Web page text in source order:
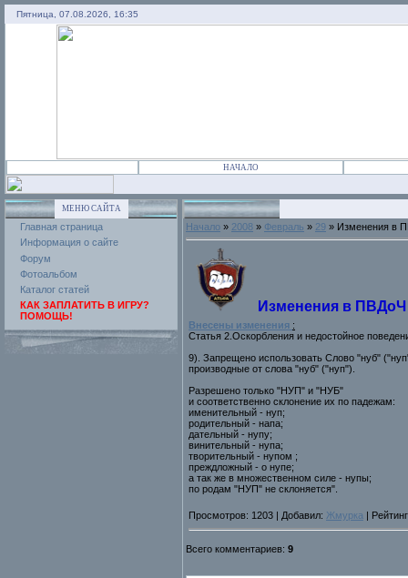
Пятница, 07.08.2026, 16:35
НАЧАЛО
МЕНЮ САЙТА
Главная страница
Информация о сайте
Форум
Фотоальбом
Каталог статей
КАК ЗАПЛАТИТЬ В ИГРУ?
ПОМОЩЬ!
Начало » 2008 » Февраль » 29 » Изменения в
Изменения в ПВДоЧ
Внесены изменения :
Статья 2.Оскорбления и недостойное
9). Запрещено использовать Слово "нуб"
производные от слова "нуб" ("нуп").
Разрешено только "НУП" и "НУБ"
и соответственно склонение их по падежам:
именительный - нуп;
родительный - напа;
дательный - нупу;
винительный - нупа;
творительный - нупом ;
преждложный - о нупе;
а так же в множественном силе - нупы;
по родам "НУП" не склоняется".
Просмотров: 1203 | Добавил: Жмурка |
Всего комментариев: 9